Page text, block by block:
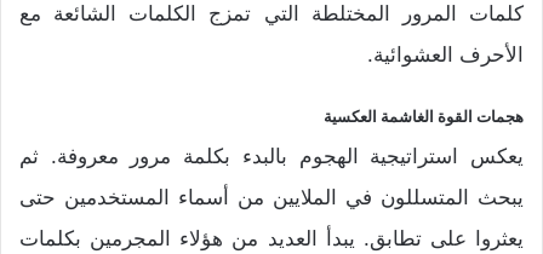
كلمات المرور المختلطة التي تمزج الكلمات الشائعة مع
الأحرف العشوائية.
هجمات القوة الغاشمة العكسية
يعكس استراتيجية الهجوم بالبدء بكلمة مرور معروفة. ثم
يبحث المتسللون في الملايين من أسماء المستخدمين حتى
يعثروا على تطابق. يبدأ العديد من هؤلاء المجرمين بكلمات